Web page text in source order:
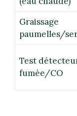
Graissage
paumelles/
Test
fumée/CO